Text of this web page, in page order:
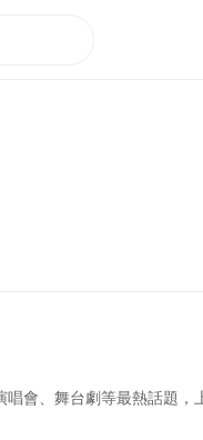
會、舞台劇等最熱話題，